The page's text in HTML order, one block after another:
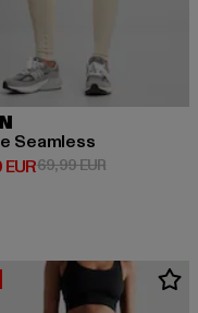
Seamless
Preis: 35,69 EUR
69,99 EURAktionspreis: